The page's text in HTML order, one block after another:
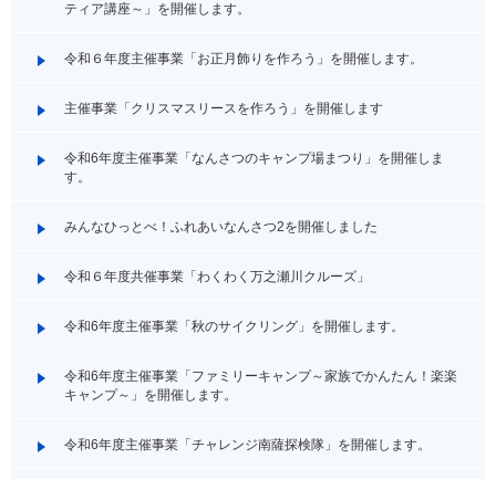
ティア講座～」を開催します。
令和６年度主催事業「お正月飾りを作ろう」を開催します。
主催事業「クリスマスリースを作ろう」を開催します
令和6年度主催事業「なんさつのキャンプ場まつり」を開催しま
す。
みんなひっとべ！ふれあいなんさつ2を開催しました
令和６年度共催事業「わくわく万之瀬川クルーズ」
令和6年度主催事業「秋のサイクリング」を開催します。
令和6年度主催事業「ファミリーキャンプ～家族でかんたん！楽楽
キャンプ～」を開催します。
令和6年度主催事業「チャレンジ南薩探検隊」を開催します。